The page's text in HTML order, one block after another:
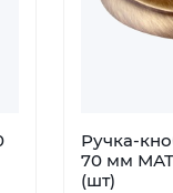
Ручка-
70 мм
(шт)